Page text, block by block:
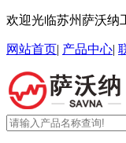
欢迎光临苏州萨沃纳
网站首页| 产品中心|